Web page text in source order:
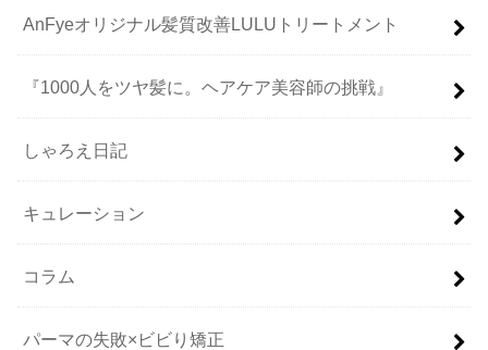
AnFyeオリジナル髪質改善LULUトリートメント
『1000人をツヤ髪に。ヘアケア美容師の挑戦』
しゃろえ日記
キュレーション
コラム
パーマの失敗×ビビり矯正